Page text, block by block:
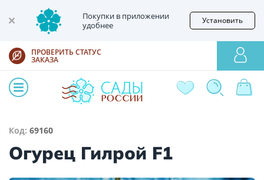
Покупки в приложении
удобнее
Установить
ПРОВЕРИТЬ СТАТУС
ЗАКАЗА
Код: 69160
Огурец Гилрой F1